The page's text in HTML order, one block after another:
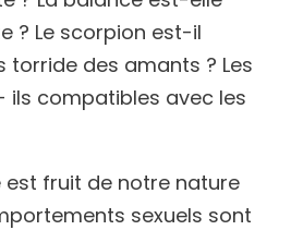
? Le scorpion est-il
torride des amants ? Les
ils compatibles avec les
est fruit de notre nature
sexuels sont